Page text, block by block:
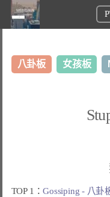
八卦板 女孩板
TOP 1：Gossiping - 八卦